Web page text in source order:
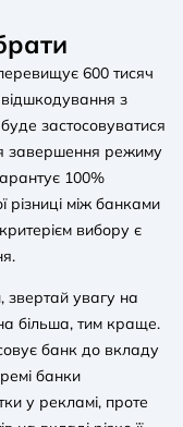
600 тисяч
з
застосовуватися
завершення режиму
100%
різниці між банками
вибору є
увагу на
більша, тим краще.
банк до вкладу
банки
у рекламі, проте